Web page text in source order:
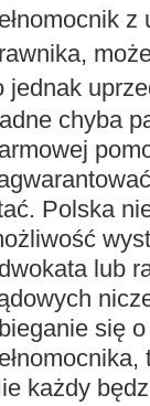
jednak
chyba
Polska
lub
się
każdy